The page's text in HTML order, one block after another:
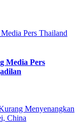
Media Pers